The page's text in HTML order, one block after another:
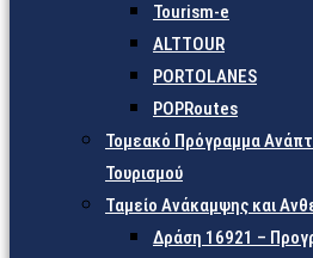
Tourism-e
ALTTOUR
PORTOLANES
POPRoutes
Τομεακό Πρόγραμμα
Τουρισμού
Ταμείο Ανάκαμψης και
Δράση 16921 –